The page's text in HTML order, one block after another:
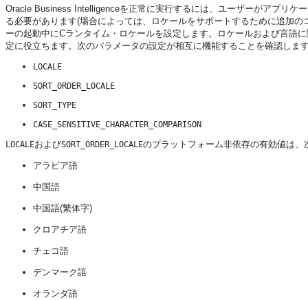
Oracle Business Intelligenceを正常に実行するには、ユーザーがアプリケ
る必要があります(場合によっては、ロケールをサポートするために追加
ーの起動中にCランタイム・ロケールを設定します。ロケールおよび言語
定に役立ちます。次のパラメータの設定が相互に機能することを確認しま
LOCALE
SORT_ORDER_LOCALE
SORT_TYPE
CASE_SENSITIVE_CHARACTER_COMPARISON
LOCALEおよびSORT_ORDER_LOCALEのプラットフォーム非依存の有効値は、
アラビア語
中国語
中国語(繁体字)
クロアチア語
チェコ語
デンマーク語
オランダ語